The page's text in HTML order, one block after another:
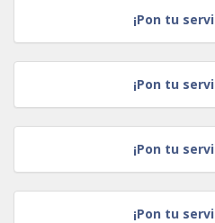
¡Pon tu
¡Pon tu
¡Pon tu
¡Pon tu